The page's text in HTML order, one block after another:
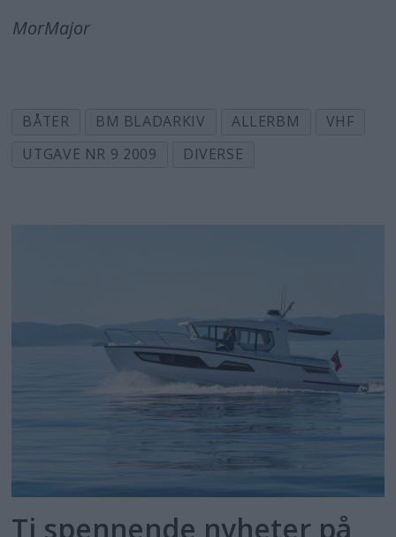
MorMajor
BÅTER BM BLADARKIV ALLERBM
VHF
UTGAVE NR 9 2009
DIVERSE
Ti spennende nyheter på